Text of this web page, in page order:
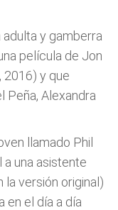
y gamberra
película de Jon
2016) y que
Peña, Alexandra
llamado Phil
una asistente
la versión original)
en el día a día